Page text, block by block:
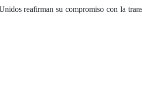
reafirman su compromiso con la